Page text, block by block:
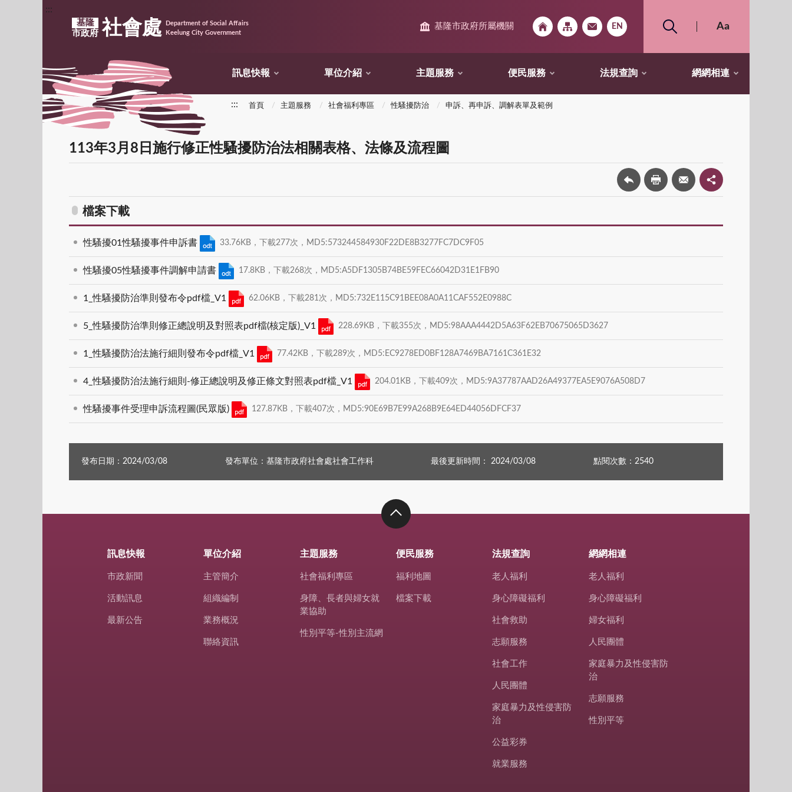
:::
基隆
市政府 社會處
Department of Social Affairs
Keelung City Government
基隆市政府所屬機關
訊息快報 單位介紹 主題服務 便民服務 法規查詢 網網相連
::: 首頁 主題服務 社會福利專區 性騷擾防治 申訴、再申訴、調解表單及範例
113年3月8日施行修正性騷擾防治法相關表格、法條及流程圖
檔案下載
性騷擾01性騷擾事件申訴書 33.76KB，下載277次，MD5:573244584930F22DE8B3277FC7DC9F05
性騷擾05性騷擾事件調解申請書 17.8KB，下載268次，MD5:A5DF1305B74BE59FEC66042D31E1FB90
1_性騷擾防治準則發布令pdf檔_V1 62.06KB，下載281次，MD5:732E115C91BEE08A0A11CAF552E0988C
5_性騷擾防治準則修正總說明及對照表pdf檔(核定版)_V1 228.69KB，下載355次，MD5:98AAA4442D5A63F62EB70675065D3627
1_性騷擾防治法施行細則發布令pdf檔_V1 77.42KB，下載289次，MD5:EC9278ED0BF128A7469BA7161C361E32
4_性騷擾防治法施行細則-修正總說明及修正條文對照表pdf檔_V1 204.01KB，下載409次，MD5:9A37787AAD26A49377EA5E9076A508D7
性騷擾事件受理申訴流程圖(民眾版) 127.87KB，下載407次，MD5:90E69B7E99A268B9E64ED44056DFCF37
發布日期：2024/03/08 發布單位：基隆市政府社會處社會工作科 最後更新時間： 2024/03/08 點閱次數：2540
訊息快報
市政新聞
活動訊息
最新公告
單位介紹
主管簡介
組織編制
業務概況
聯絡資訊
主題服務
社會福利專區
身障、長者與婦女就
業協助
性別平等-性別主流網
便民服務
福利地圖
檔案下載
法規查詢
老人福利
身心障礙福利
社會救助
志願服務
社會工作
人民團體
家庭暴力及性侵害防
治
公益彩券
就業服務
網網相連
老人福利
身心障礙福利
婦女福利
人民團體
家庭暴力及性侵害防
治
志願服務
性別平等